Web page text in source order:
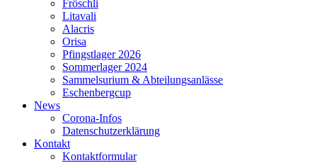
Fröschli
Litavali
Alacris
Orisa
Pfingstlager 2026
Sommerlager 2024
Sammelsurium & Abteilungsanlässe
Eschenbergcup
News
Corona-Infos
Datenschutzerklärung
Kontakt
Kontaktformular